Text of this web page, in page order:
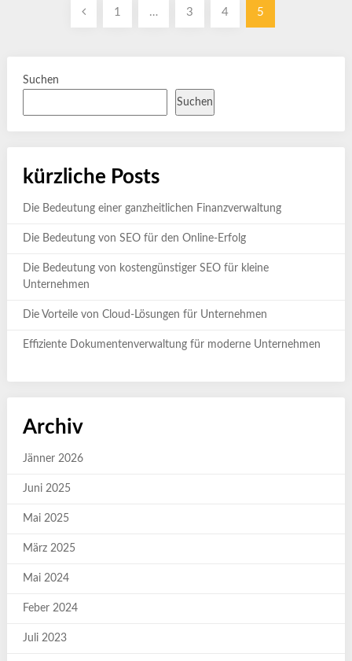
Seitennummerierung
1 … 3 4 5
Suchen
Suchen
kürzliche Posts
Die Bedeutung einer ganzheitlichen Finanzverwaltung
Die Bedeutung von SEO für den Online-Erfolg
Die Bedeutung von kostengünstiger SEO für kleine
Unternehmen
Die Vorteile von Cloud-Lösungen für Unternehmen
Effiziente Dokumentenverwaltung für moderne Unternehmen
Archiv
Jänner 2026
Juni 2025
Mai 2025
März 2025
Mai 2024
Feber 2024
Juli 2023